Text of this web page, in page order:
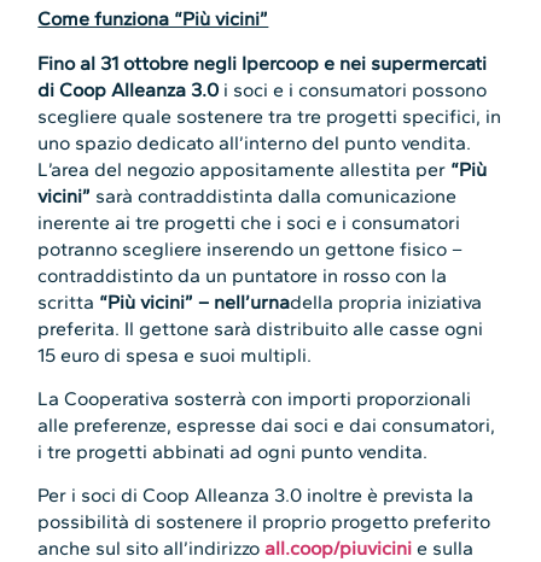
Come funziona “Più vicini”
Fino al 31 ottobre negli Ipercoop e nei supermercati
di Coop Alleanza 3.0 i soci e i consumatori possono
scegliere quale sostenere tra tre progetti specifici, in
uno spazio dedicato all’interno del punto vendita.
L’area del negozio appositamente allestita per “Più
vicini” sarà contraddistinta dalla comunicazione
inerente ai tre progetti che i soci e i consumatori
potranno scegliere inserendo un gettone fisico –
contraddistinto da un puntatore in rosso con la
scritta “Più vicini” – nell’urnadella propria iniziativa
preferita. Il gettone sarà distribuito alle casse ogni
15 euro di spesa e suoi multipli.
La Cooperativa sosterrà con importi proporzionali
alle preferenze, espresse dai soci e dai consumatori,
i tre progetti abbinati ad ogni punto vendita.
Per i soci di Coop Alleanza 3.0 inoltre è prevista la
possibilità di sostenere il proprio progetto preferito
anche sul sito all’indirizzoall.coop/piuvicini e sulla